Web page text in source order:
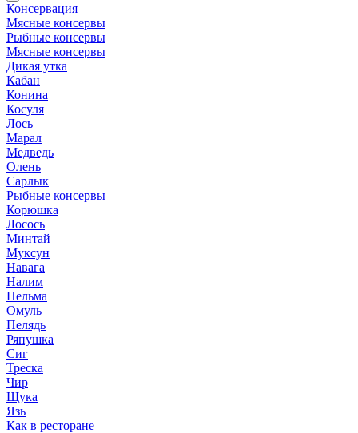
Консервация
Мясные консервы
Рыбные консервы
Мясные консервы
Дикая утка
Кабан
Конина
Косуля
Лось
Марал
Медведь
Олень
Сарлык
Рыбные консервы
Корюшка
Лосось
Минтай
Муксун
Навага
Налим
Нельма
Омуль
Пелядь
Ряпушка
Сиг
Треска
Чир
Щука
Язь
Как в ресторане